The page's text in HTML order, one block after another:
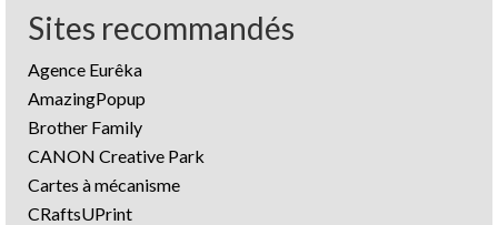
Sites recommandés
Agence Eurêka
AmazingPopup
Brother Family
CANON Creative Park
Cartes à mécanisme
CRaftsUPrint